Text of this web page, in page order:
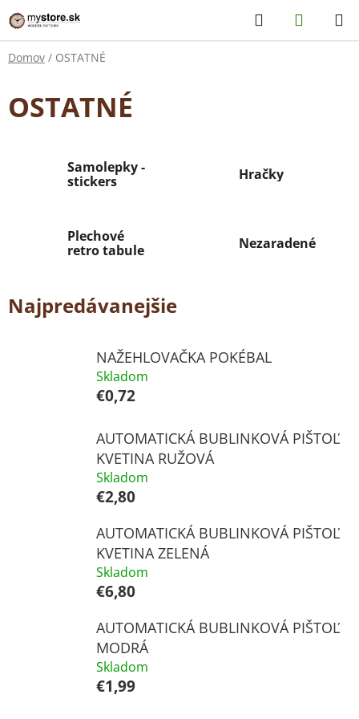
Prejsť
na
obsah
Hľadať
KOŠÍK
Domov / OSTATNÉ
OSTATNÉ
Samolepky -
stickers
Hračky
Plechové
retro tabule
Nezaradené
Najpredávanejšie
NAŽEHLOVAČKA POKÉBAL
Skladom
€0,72
AUTOMATICKÁ BUBLINKOVÁ PIŠTOĽ
KVETINA RUŽOVÁ
Skladom
€2,80
AUTOMATICKÁ BUBLINKOVÁ PIŠTOĽ
KVETINA ZELENÁ
Skladom
€6,80
AUTOMATICKÁ BUBLINKOVÁ PIŠTOĽ
MODRÁ
Skladom
€1,99